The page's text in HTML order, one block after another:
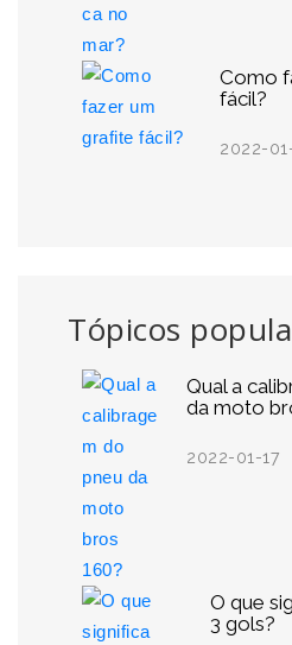
Como
fácil?
2022-
Tópicos
Qual a
da moto
2022-01-17
O que
3 gols?